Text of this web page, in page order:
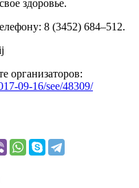
здоровье.
8 (3452) 684–512.
организаторов:
09-16/see/48309/